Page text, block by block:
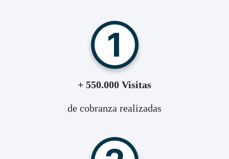
+ 550.000 Visitas
de cobranza realizadas